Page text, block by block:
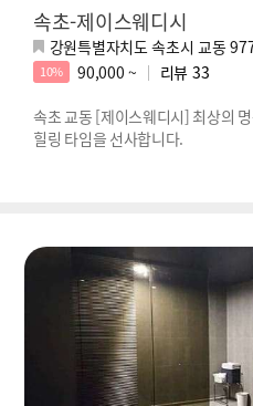
속초-제이스웨디시
강원특별자치도 속초시 교동
10% 90,000 ~ 리뷰 33
속초 교동 [제이스웨디시] 최상의
힐링 타임을 선사합니다.